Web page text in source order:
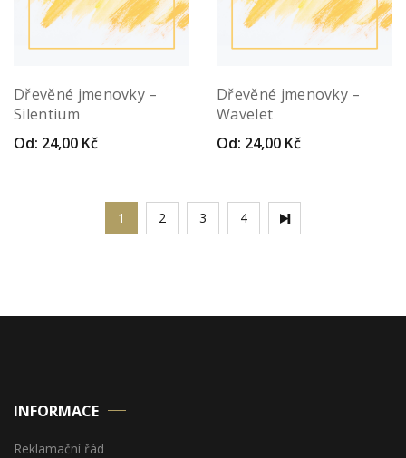
Dřevěné jmenovky –
Silentium
Od: 24,00 Kč
Dřevěné jmenovky –
Wavelet
Od: 24,00 Kč
1 2 3 4
INFORMACE
Reklamační řád